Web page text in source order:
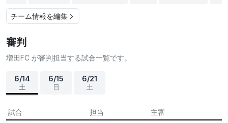
チーム情報を編集
審判
増田FC が審判担当する試合一覧です。
6/14
土
6/15
日
6/21
土
試合 担当 主審